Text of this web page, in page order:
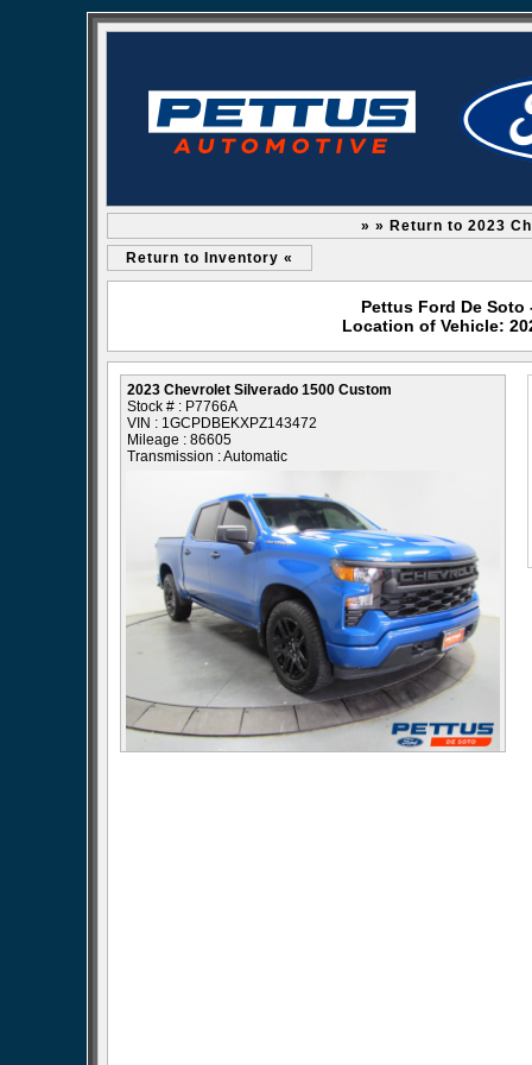
» » Return to 2023
Return to Inventory «
Pettus Ford De Soto
Location of Vehicle:
2023 Chevrolet Silverado 1500 Custom
Stock # : P7766A
VIN : 1GCPDBEKXPZ143472
Mileage : 86605
Transmission : Automatic